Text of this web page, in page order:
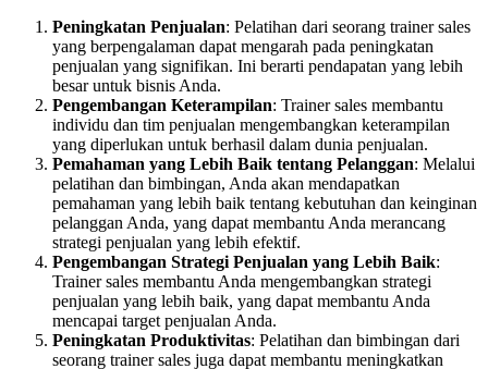
Peningkatan Penjualan: Pelatihan dari seorang trainer sales
yang berpengalaman dapat mengarah pada peningkatan
penjualan yang signifikan. Ini berarti pendapatan yang lebih
besar untuk bisnis Anda.
Pengembangan Keterampilan: Trainer sales membantu
individu dan tim penjualan mengembangkan keterampilan
yang diperlukan untuk berhasil dalam dunia penjualan.
Pemahaman yang Lebih Baik tentang Pelanggan: Melalui
pelatihan dan bimbingan, Anda akan mendapatkan
pemahaman yang lebih baik tentang kebutuhan dan keinginan
pelanggan Anda, yang dapat membantu Anda merancang
strategi penjualan yang lebih efektif.
Pengembangan Strategi Penjualan yang Lebih Baik:
Trainer sales membantu Anda mengembangkan strategi
penjualan yang lebih baik, yang dapat membantu Anda
mencapai target penjualan Anda.
Peningkatan Produktivitas: Pelatihan dan bimbingan dari
seorang trainer sales juga dapat membantu meningkatkan